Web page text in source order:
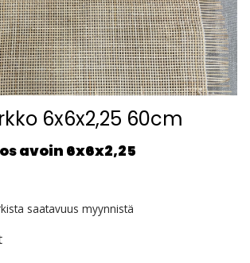
6x6x2,25 60cm
avoin 6x6x2,25
saatavuus myynnistä